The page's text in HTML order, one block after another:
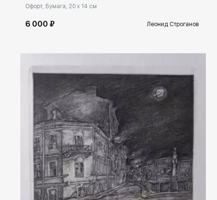
Офорт, Бумага, 20 x 14 см
6 000 ₽ Леонид Строганов